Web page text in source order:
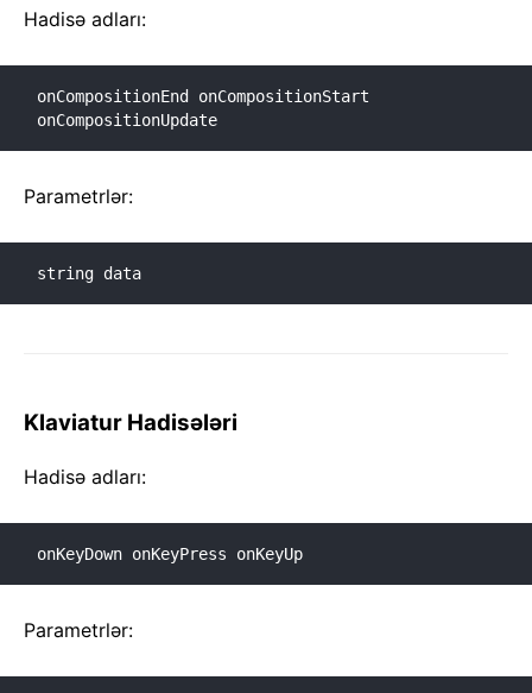
Hadisə adları:
onCompositionEnd onCompositionStart
onCompositionUpdate
Parametrlər:
string data
Klaviatur Hadisələri
Hadisə adları:
onKeyDown onKeyPress onKeyUp
Parametrlər: